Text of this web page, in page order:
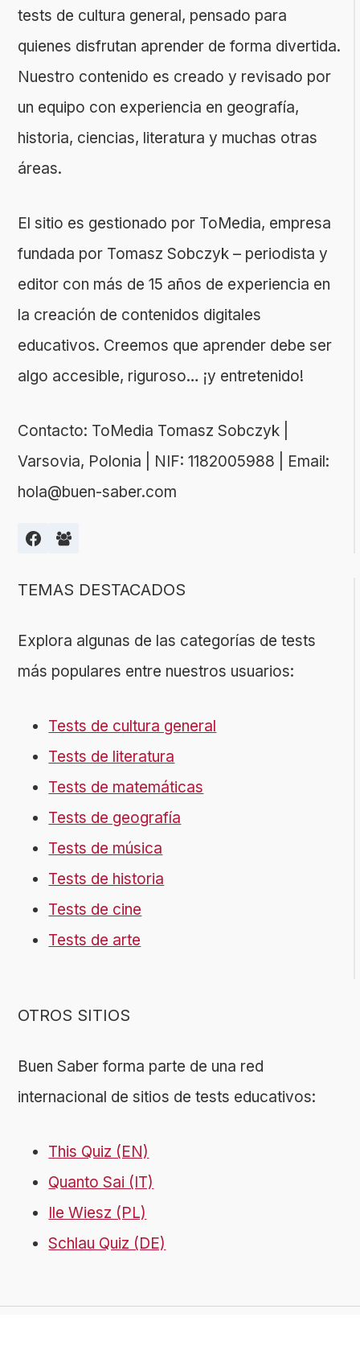
tests de cultura general, pensado para
quienes disfrutan aprender de forma divertida.
Nuestro contenido es creado y revisado por
un equipo con experiencia en geografía,
historia, ciencias, literatura y muchas otras
áreas.
El sitio es gestionado por ToMedia, empresa
fundada por Tomasz Sobczyk – periodista y
editor con más de 15 años de experiencia en
la creación de contenidos digitales
educativos. Creemos que aprender debe ser
algo accesible, riguroso… ¡y entretenido!
Contacto: ToMedia Tomasz Sobczyk |
Varsovia, Polonia | NIF: 1182005988 | Email:
hola@buen-saber.com
TEMAS DESTACADOS
Explora algunas de las categorías de tests
más populares entre nuestros usuarios:
Tests de cultura general
Tests de literatura
Tests de matemáticas
Tests de geografía
Tests de música
Tests de historia
Tests de cine
Tests de arte
OTROS SITIOS
Buen Saber forma parte de una red
internacional de sitios de tests educativos:
This Quiz (EN)
Quanto Sai (IT)
Ile Wiesz (PL)
Schlau Quiz (DE)